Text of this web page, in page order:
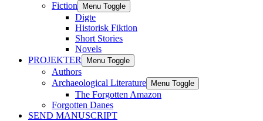
Fiction
Menu Toggle
Digte
Historisk Fiktion
Short Stories
Novels
PROJEKTER
Menu Toggle
Authors
Archaeological Literature
Menu Toggle
The Forgotten Amazon
Forgotten Danes
SEND MANUSCRIPT